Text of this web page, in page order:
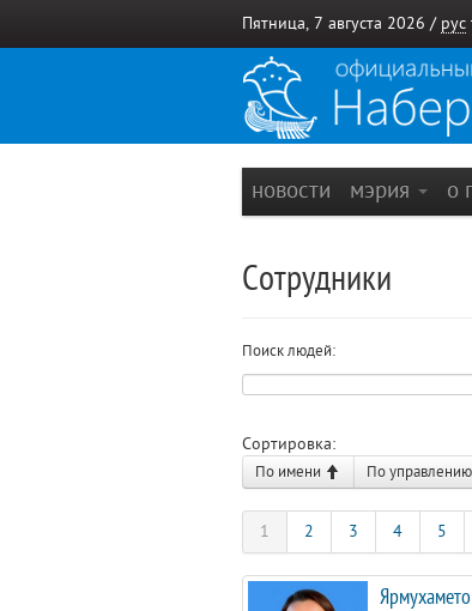
Пятница, 7 августа 2026 / рус
новости мэрия о
Сотрудники
Поиск людей:
Сортировка:
По имени По управлению
1 2 3 4 5